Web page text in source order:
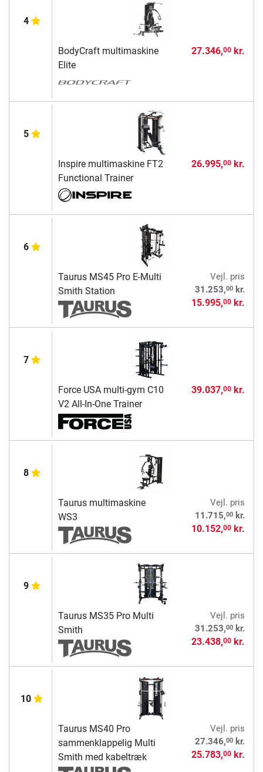
4
BodyCraft multimaskine
Elite
27.346,00kr.
5
Inspire multimaskine FT2
Functional Trainer
26.995,00kr.
6
Taurus MS45 Pro E-Multi
Smith Station
Vejl. pris
31.253,00kr.
15.995,00kr.
7
Force USA multi-gym C10
V2 All-In-One Trainer
39.037,00kr.
8
Taurus multimaskine
WS3
Vejl. pris
11.715,00kr.
10.152,00kr.
9
Taurus MS35 Pro Multi
Smith
Vejl. pris
31.253,00kr.
23.438,00kr.
10
Taurus MS40 Pro
sammenklappelig Multi
Smith med kabeltræk
Vejl. pris
27.346,00kr.
25.783,00kr.